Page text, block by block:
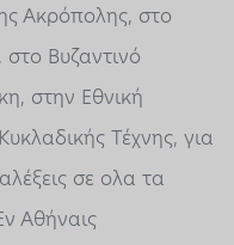
Ακρόπολης, στο
Βυζαντινό
στην Εθνική
Τέχνης, για
σε ολα τα
Αθήναις